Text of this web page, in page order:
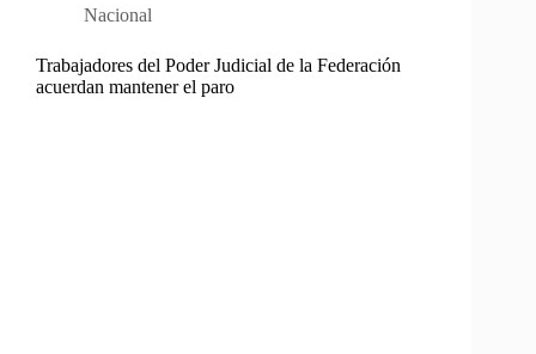
Nacional
Trabajadores del Poder Judicial de la Federación
acuerdan mantener el paro